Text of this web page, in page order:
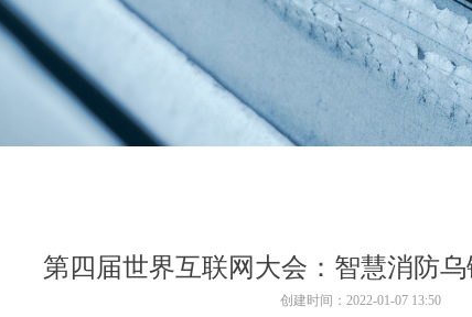
第四届世界互联网大会：智慧消防
创建时间： 2022-01-07 13:50